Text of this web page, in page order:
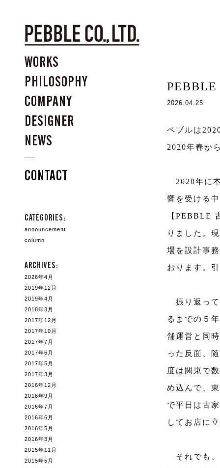
WORKS
PHILOSOPHY
COMPANY
DESIGNER
NEWS
CONTACT
CATEGORIES:
announcement
column
ARCHIVES:
2026年4月
2019年12月
2019年4月
2018年3月
2017年12月
2017年10月
2017年7月
2017年6月
2017年5月
2017年3月
2016年12月
2016年9月
2016年7月
2016年6月
2016年5月
2016年3月
2015年11月
2015年5月
2026.04.25
ペブルは
2020年春か
2020年に
響を受ける
【PEBBLE
りました。
場を設計事
おります。
振り返って
るまでの５
舗運営と同
った反面、
度は関東で
め込んで、
で平日は古
してお店に
それでも、